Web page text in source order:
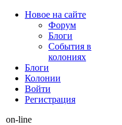
Новое на сайте
Форум
Блоги
События в
колониях
Блоги
Колонии
Войти
Peгиcтpaция
on-line